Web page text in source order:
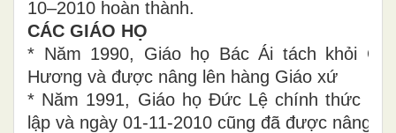
10–2010 hoàn thành.
CÁC GIÁO HỌ
* Năm 1990, Giáo họ Bác Ái tách khỏi
Hương và được nâng lên hàng Giáo xứ
* Năm 1991, Giáo họ Đức Lệ chính thức
lập và ngày 01-11-2010 cũng đã được nâng